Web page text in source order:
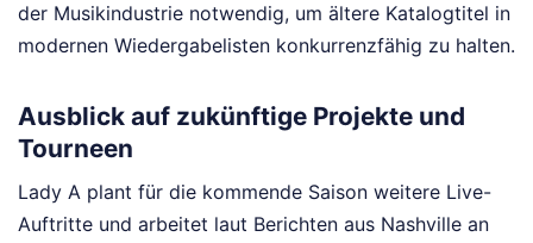
der Musikindustrie notwendig, um ältere Katalogtitel in
modernen Wiedergabelisten konkurrenzfähig zu halten.
Ausblick auf zukünftige Projekte und
Tourneen
Lady A plant für die kommende Saison weitere Live-
Auftritte und arbeitet laut Berichten aus Nashville an